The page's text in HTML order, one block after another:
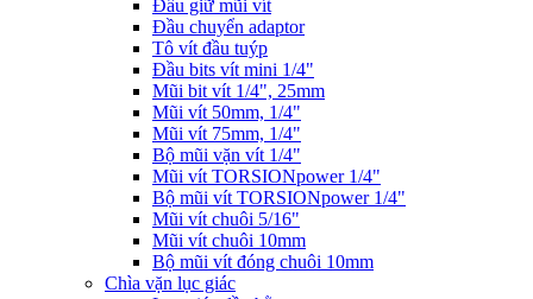
Đầu giữ mũi vít
Đầu chuyển adaptor
Tô vít đầu tuýp
Đầu bits vít mini 1/4"
Mũi bit vít 1/4", 25mm
Mũi vít 50mm, 1/4"
Mũi vít 75mm, 1/4"
Bộ mũi vặn vít 1/4"
Mũi vít TORSIONpower 1/4"
Bộ mũi vít TORSIONpower 1/4"
Mũi vít chuôi 5/16"
Mũi vít chuôi 10mm
Bộ mũi vít đóng chuôi 10mm
Chìa vặn lục giác